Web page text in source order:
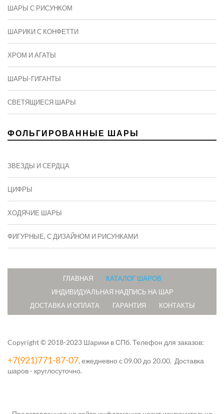
ШАРЫ С РИСУНКОМ
ШАРИКИ С КОНФЕТТИ
ХРОМ И АГАТЫ
ШАРЫ-ГИГАНТЫ
СВЕТЯЩИЕСЯ ШАРЫ
ФОЛЬГИРОВАННЫЕ ШАРЫ
ЗВЕЗДЫ И СЕРДЦА
ЦИФРЫ
ХОДЯЧИЕ ШАРЫ
ФИГУРНЫЕ, С ДИЗАЙНОМ И РИСУНКАМИ
ГЛАВНАЯ
КАТАЛОГ ШАРОВ
ИНДИВИДУАЛЬНАЯ НАДПИСЬ НА ШАР
ДОСТАВКА И ОПЛАТА
ГАРАНТИЯ КОНТАКТЫ
Copyright © 2018-2023 Шарики в СПб. Телефон для заказов:
+7(921)771-87-07, ежедневно с 09.00 до 20.00. Доставка
шаров - круглосуточно.